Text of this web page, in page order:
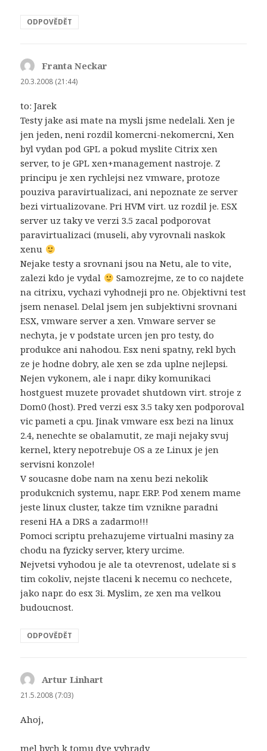
ODPOVĚDĚT
Franta Neckar
20.3.2008 (21:44)
to: Jarek
Testy jake asi mate na mysli jsme nedelali. Xen je
jen jeden, neni rozdil komercni-nekomercni, Xen
byl vydan pod GPL a pokud myslite Citrix xen
server, to je GPL xen+management nastroje. Z
principu je xen rychlejsi nez vmware, protoze
pouziva paravirtualizaci, ani nepoznate ze server
bezi virtualizovane. Pri HVM virt. uz rozdil je. ESX
server uz taky ve verzi 3.5 zacal podporovat
paravirtualizaci (museli, aby vyrovnali naskok
xenu
Nejake testy a srovnani jsou na Netu, ale to vite,
zalezi kdo je vydal
Samozrejme, ze to co najdete
na citrixu, vychazi vyhodneji pro ne. Objektivni test
jsem nenasel. Delal jsem jen subjektivni srovnani
ESX, vmware server a xen. Vmware server se
nechyta, je v podstate urcen jen pro testy, do
produkce ani nahodou. Esx neni spatny, rekl bych
ze je hodne dobry, ale xen se zda uplne nejlepsi.
Nejen vykonem, ale i napr. diky komunikaci
hostguest muzete provadet shutdown virt. stroje z
Dom0 (host). Pred verzi esx 3.5 taky xen podporoval
vic pameti a cpu. Jinak vmware esx bezi na linux
2.4, nenechte se obalamutit, ze maji nejaky svuj
kernel, ktery nepotrebuje OS a ze Linux je jen
servisni konzole!
V soucasne dobe nam na xenu bezi nekolik
produkcnich systemu, napr. ERP. Pod xenem mame
jeste linux cluster, takze tim vznikne paradni
reseni HA a DRS a zadarmo!!!
Pomoci scriptu prehazujeme virtualni masiny za
chodu na fyzicky server, ktery urcime.
Nejvetsi vyhodou je ale ta otevrenost, udelate si s
tim cokoliv, nejste tlaceni k necemu co nechcete,
jako napr. do esx 3i. Myslim, ze xen ma velkou
budoucnost.
ODPOVĚDĚT
Artur Linhart
21.5.2008 (7:03)
Ahoj,
mel bych k tomu dve vyhrady